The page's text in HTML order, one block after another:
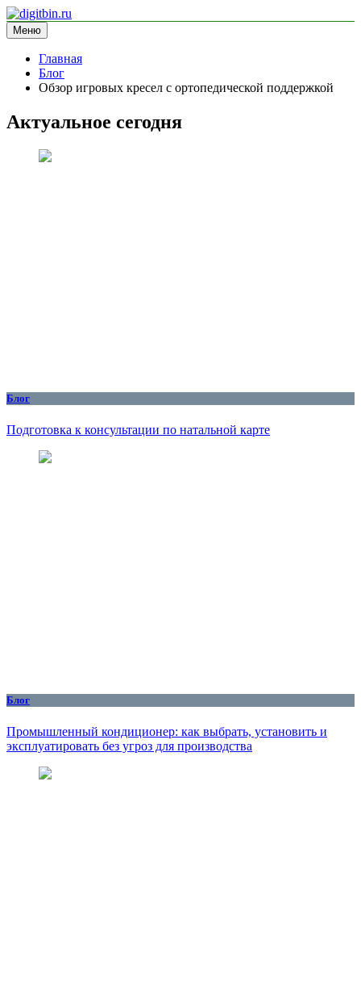
Перейти
к
содержимому
digitbin.ru
информационный сайт
Меню
Главная
Блог
Обзор игровых кресел с ортопедической поддержкой
Актуальное сегодня
Блог
Подготовка к консультации по натальной карте
Блог
Промышленный кондиционер: как выбрать, установить и
эксплуатировать без угроз для производства